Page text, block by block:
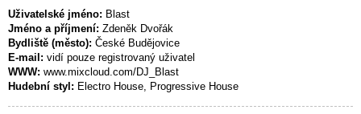
Uživatelské jméno: Blast
Jméno a příjmení: Zdeněk Dvořák
Bydliště (město): České Budějovice
E-mail: vidí pouze registrovaný uživatel
WWW: www.mixcloud.com/DJ_Blast
Hudební styl: Electro House, Progressive House